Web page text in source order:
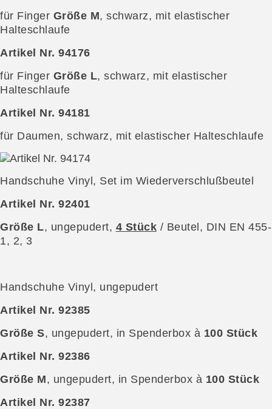
für Finger Größe M, schwarz, mit elastischer
Halteschlaufe
Artikel Nr. 94176
für Finger Größe L, schwarz, mit elastischer
Halteschlaufe
Artikel Nr. 94181
für Daumen, schwarz, mit elastischer Halteschlaufe
Handschuhe Vinyl, Set im Wiederverschlußbeutel
Artikel Nr. 92401
Größe L, ungepudert, 4 Stück / Beutel, DIN EN 455-
1, 2, 3
Handschuhe Vinyl, ungepudert
Artikel Nr. 92385
Größe S, ungepudert, in Spenderbox à 100 Stück
Artikel Nr. 92386
Größe M, ungepudert, in Spenderbox à 100 Stück
Artikel Nr. 92387